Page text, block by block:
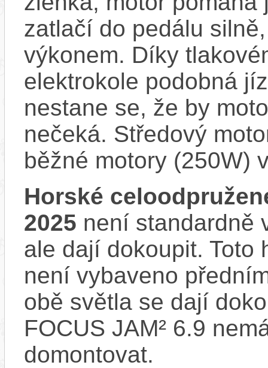
zatlačí do pedálu
výkonem. Díky
elektrokole podobná
nestane se, že by
nečeká. Středový
běžné motory (250W)
Horské
2025 není standardně
ale dají dokoupit. Toto
není vybaveno
obě světla se dají
FOCUS JAM² 6.9
domontovat.